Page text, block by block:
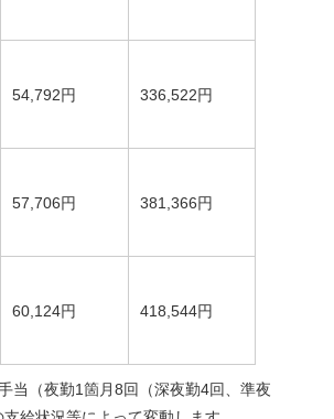
54,792円 336,522円
57,706円 381,366円
60,124円 418,544円
（夜勤1箇月8回（深夜勤4回、準夜